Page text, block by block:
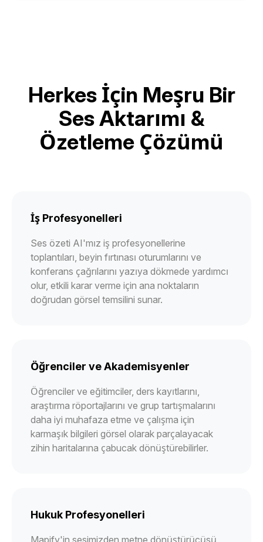
Herkes İçin Meşru Bir
Ses Aktarımı &
Özetleme Çözümü
İş Profesyonelleri
Ses özeti AI'mız iş profesyonellerine
toplantıları, beyin fırtınası oturumlarını ve
konferans çağrılarını yazıya dökmede yardımcı
olur, etkili karar verme için ana noktaların
doğrudan görsel temsilini sunar.
Öğrenciler ve Akademisyenler
Öğrenciler ve eğitimciler, ders kayıtlarını,
araştırma röportajlarını ve grup tartışmalarını
daha iyi muhafaza etme ve çalışma için
karmaşık bilgileri görsel olarak parçalayacak
zihin haritalarına çabucak dönüştürebilirler.
Hukuk Profesyonelleri